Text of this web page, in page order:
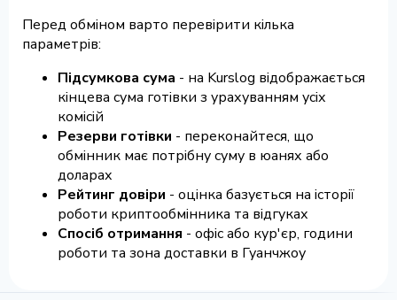
Перед обміном варто перевірити кілька
параметрів:
Підсумкова сума - на Kurslog відображається
кінцева сума готівки з урахуванням усіх
комісій
Резерви готівки - переконайтеся, що
обмінник має потрібну суму в юанях або
доларах
Рейтинг довіри - оцінка базується на історії
роботи криптообмінника та відгуках
Спосіб отримання - офіс або кур'єр, години
роботи та зона доставки в Гуанчжоу